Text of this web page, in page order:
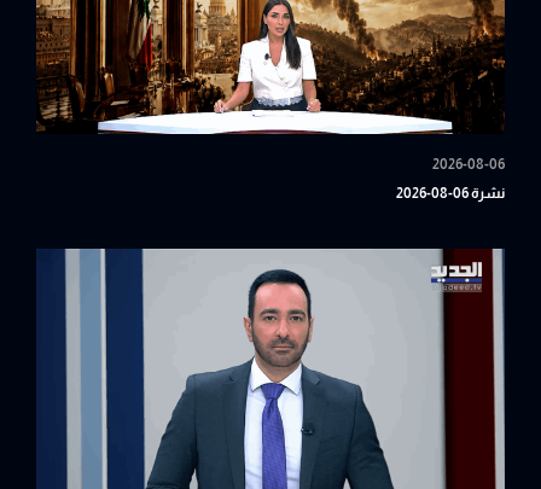
2026-08-06
نشرة 06-08-2026